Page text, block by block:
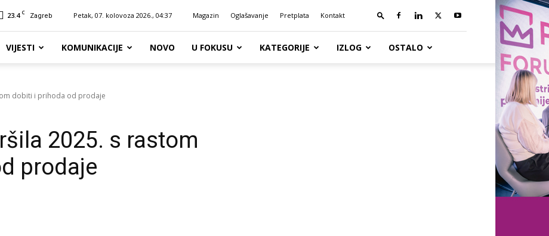
23.4 C Zagreb Petak, 07. kolovoza 2026., 04:37 Magazin Oglašavanje Pretplata Kontakt
VIJESTI KOMUNIKACIJE NOVO U FOKUSU KATEGORIJE IZLOG OSTALO
dobiti i prihoda od prodaje
2025. s rastom
prodaje